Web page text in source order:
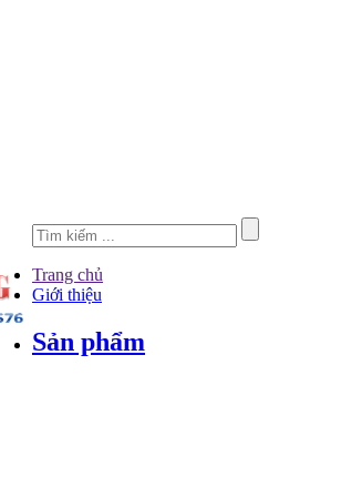
Trang chủ
Giới thiệu
Sản phẩm